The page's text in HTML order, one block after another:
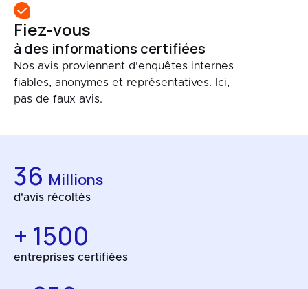
Fiez-vous
à des informations certifiées
Nos avis proviennent d'enquêtes internes
fiables, anonymes et représentatives. Ici,
pas de faux avis.
36 Millions
d'avis récoltés
+ 1500
entreprises certifiées